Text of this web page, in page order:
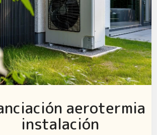
aerotermia
instalación